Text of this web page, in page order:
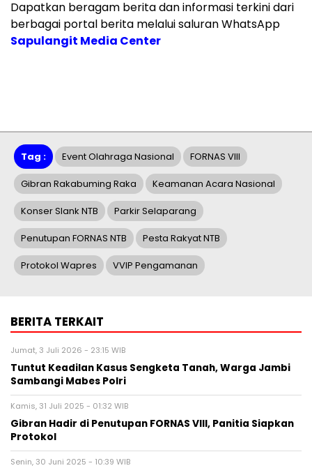
Dapatkan beragam berita dan informasi terkini dari
berbagai portal berita melalui saluran WhatsApp
Sapulangit Media Center
Tag : Event Olahraga Nasional FORNAS VIII
Gibran Rakabuming Raka Keamanan Acara Nasional
Konser Slank NTB Parkir Selaparang
Penutupan FORNAS NTB Pesta Rakyat NTB
Protokol Wapres VVIP Pengamanan
BERITA TERKAIT
Jumat, 3 Juli 2026 - 23:15 WIB
Tuntut Keadilan Kasus Sengketa Tanah, Warga Jambi
Sambangi Mabes Polri
Kamis, 31 Juli 2025 - 01:32 WIB
Gibran Hadir di Penutupan FORNAS VIII, Panitia Siapkan
Protokol
Senin, 30 Juni 2025 - 10:39 WIB